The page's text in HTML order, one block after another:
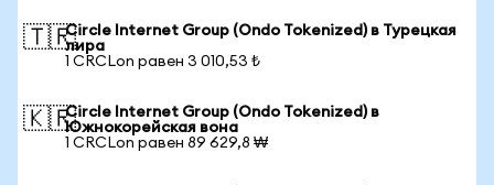
🇹🇷Circle Internet Group (Ondo Tokenized) в Турецкая
лира
1 CRCLon равен 3 010,53 ₺
🇰🇷Circle Internet Group (Ondo Tokenized) в
Южнокорейская вона
1 CRCLon равен 89 629,8 ₩